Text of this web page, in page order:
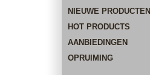
NIEUWE PRODUCTEN
HOT PRODUCTS
AANBIEDINGEN
OPRUIMING